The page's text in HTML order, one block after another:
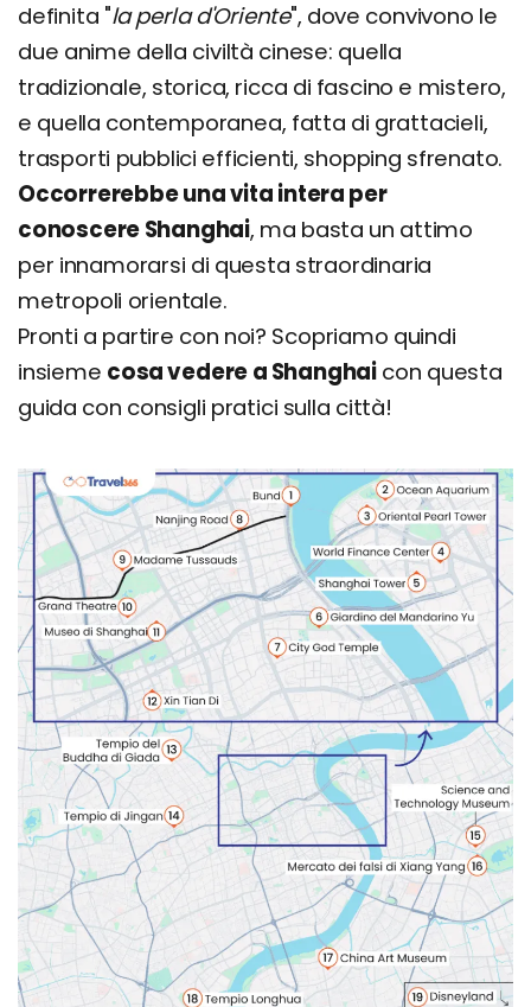
definita "la perla d'Oriente", dove convivono le
due anime della civiltà cinese: quella
tradizionale, storica, ricca di fascino e mistero,
e quella contemporanea, fatta di grattacieli,
trasporti pubblici efficienti, shopping sfrenato.
Occorrerebbe una vita intera per
conoscere Shanghai, ma basta un attimo
per innamorarsi di questa straordinaria
metropoli orientale.
Pronti a partire con noi? Scopriamo quindi
insieme cosa vedere a Shanghai con questa
guida con consigli pratici sulla città!